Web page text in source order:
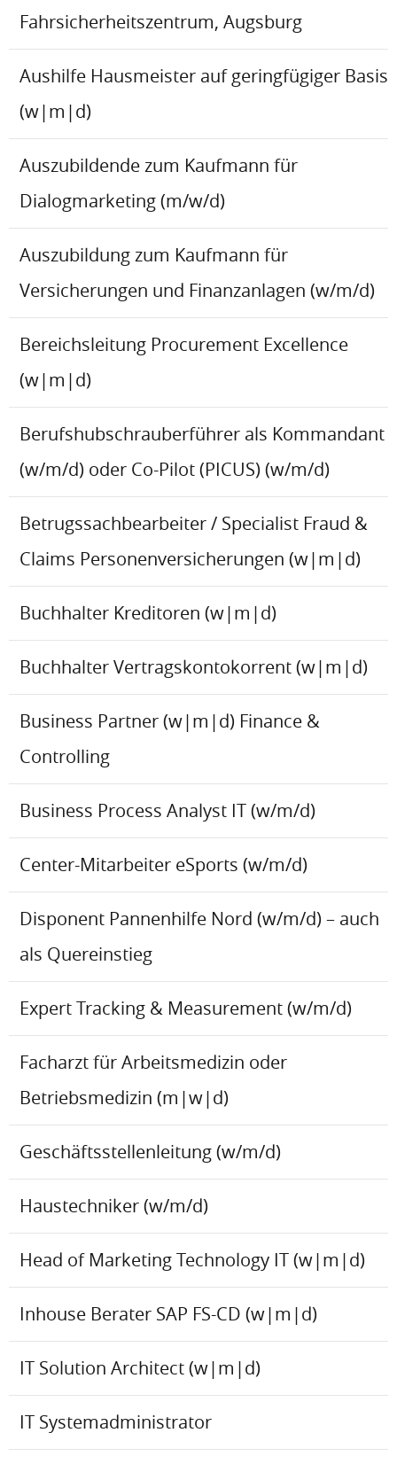
Fahrsicherheitszentrum, Augsburg
Aushilfe Hausmeister auf geringfügiger Basis
(w|m|d)
Auszubildende zum Kaufmann für
Dialogmarketing (m/w/d)
Auszubildung zum Kaufmann für
Versicherungen und Finanzanlagen (w/m/d)
Bereichsleitung Procurement Excellence
(w|m|d)
Berufshubschrauberführer als Kommandant
(w/m/d) oder Co-Pilot (PICUS) (w/m/d)
Betrugssachbearbeiter / Specialist Fraud &
Claims Personenversicherungen (w|m|d)
Buchhalter Kreditoren (w|m|d)
Buchhalter Vertragskontokorrent (w|m|d)
Business Partner (w|m|d) Finance &
Controlling
Business Process Analyst IT (w/m/d)
Center-Mitarbeiter eSports (w/m/d)
Disponent Pannenhilfe Nord (w/m/d) – auch
als Quereinstieg
Expert Tracking & Measurement (w/m/d)
Facharzt für Arbeitsmedizin oder
Betriebsmedizin (m|w|d)
Geschäftsstellenleitung (w/m/d)
Haustechniker (w/m/d)
Head of Marketing Technology IT (w|m|d)
Inhouse Berater SAP FS-CD (w|m|d)
IT Solution Architect (w|m|d)
IT Systemadministrator